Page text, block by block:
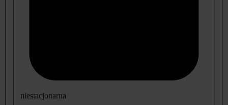
niestacjonarna